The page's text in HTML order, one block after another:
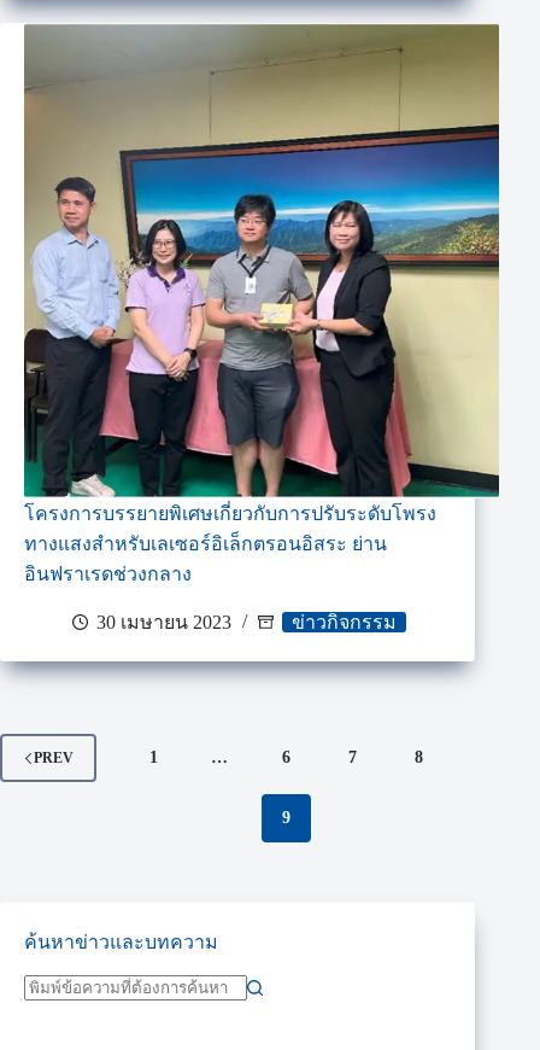
โครงการบรรยายพิเศษเกี่ยวกับการปรับระดับโพรง
ทางแสงสำหรับเลเซอร์อิเล็กตรอนอิสระ ย่าน
อินฟราเรดช่วงกลาง
30 เมษายน 2023 ข่าวกิจกรรม
PREV 1 … 6 7 8
9
ค้นหาข่าวและบทความ